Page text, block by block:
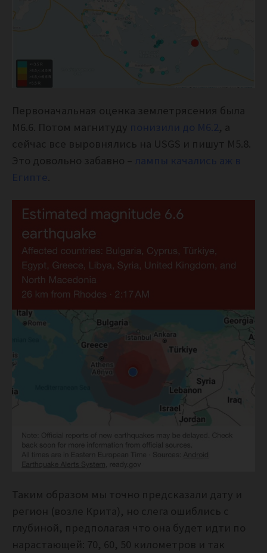
Первоначальная оценка землетрясения была
М6.6. Потом магнитуду понизили до М6.2, а
сейчас все выровнялись на USGS и пишут М5.8.
Это довольно забавно – лампы качались аж в
Египте
Таким образом мы точно предсказали дату и
регион (возле Крита), но слега ошиблись с
глубиной, предполагая что она будет идти по
нарастающей: 70, 60, 50 километров и так